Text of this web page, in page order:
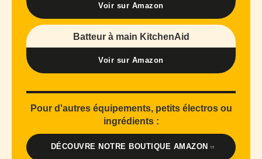
Voir sur Amazon
Batteur à main KitchenAid
Voir sur Amazon
Pour d'autres équipements, petits électros ou
ingrédients :
DÉCOUVRE NOTRE BOUTIQUE AMAZON